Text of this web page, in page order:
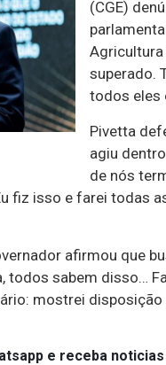
(CGE)
Agricultura
superado.
todos eles
Pivetta
agiu
de nós
fiz isso e farei todas
afirmou que
todos sabem disso…
mostrei disposição
e receba